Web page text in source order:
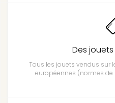
Des
Tous les jouets vendus sur
européennes (normes de